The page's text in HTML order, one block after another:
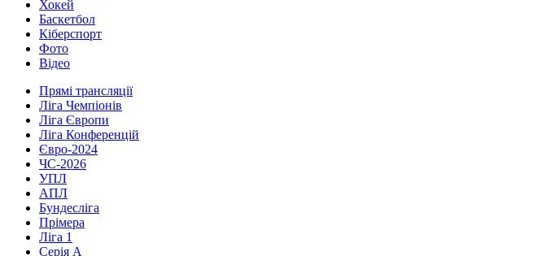
Хокей
Баскетбол
Кіберспорт
Фото
Відео
Прямі трансляції
Ліга Чемпіонів
Ліга Європи
Ліга Конференцій
Євро-2024
ЧС-2026
УПЛ
АПЛ
Бундесліга
Прімера
Ліга 1
Серія А